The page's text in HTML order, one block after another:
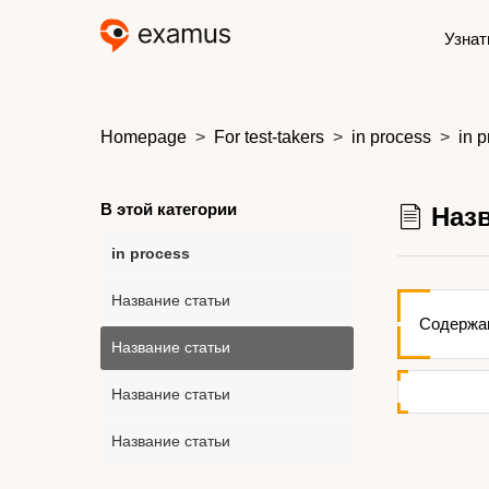
Homepage For test-takers in process in
В этой категории
in process
Название статьи
Название статьи
Название статьи
Название статьи